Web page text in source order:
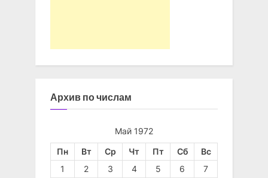
Архив по числам
Май 1972
Пн Вт Ср Чт Пт Сб
Вс
1
2 3 4 5 6
7